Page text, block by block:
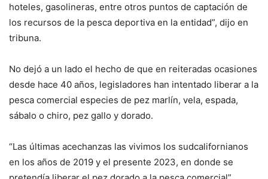
hoteles, gasolineras, entre otros puntos de captación de
los recursos de la pesca deportiva en la entidad”, dijo en
tribuna.
No dejó a un lado el hecho de que en reiteradas ocasiones
desde hace 40 años, legisladores han intentado liberar a la
pesca comercial especies de pez marlín, vela, espada,
sábalo o chiro, pez gallo y dorado.
“Las últimas acechanzas las vivimos los sudcalifornianos
en los años de 2019 y el presente 2023, en donde se